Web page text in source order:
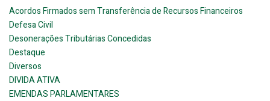
Acordos Firmados sem Transferência de Recursos Financeiros
Defesa Civil
Desonerações Tributárias Concedidas
Destaque
Diversos
DIVIDA ATIVA
EMENDAS PARLAMENTARES